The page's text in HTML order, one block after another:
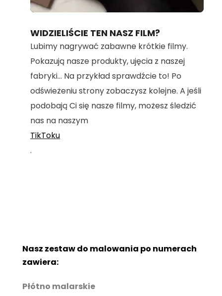
100.00%
WIDZIELIŚCIE TEN NASZ FILM?
Lubimy nagrywać zabawne krótkie filmy.
Pokazują nasze produkty, ujęcia z naszej
fabryki... Na przykład sprawdźcie to! Po
odświeżeniu strony zobaczysz kolejne. A jeśli
podobają Ci się nasze filmy, możesz śledzić
nas na naszym
TikToku
.
Nasz zestaw do malowania po numerach
zawiera:
Płótno malarskie